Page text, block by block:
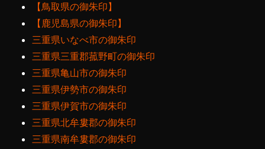
【鳥取県の御朱印】
【鹿児島県の御朱印】
三重県いなべ市の御朱印
三重県三重郡菰野町の御朱印
三重県亀山市の御朱印
三重県伊勢市の御朱印
三重県伊賀市の御朱印
三重県北牟婁郡の御朱印
三重県南牟婁郡の御朱印